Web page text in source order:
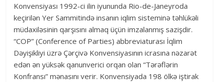
Konvensiyası 1992-ci ilin iyununda Rio-de-Janeyroda
keçirilən Yer Sammitində insanın iqlim sisteminə təhlükəli
müdaxiləsinin qarşısını almaq üçün imzalanmış sazişdir.
“COP” (Conference of Parties) abbreviaturası İqlim
Dəyişikliyi üzrə Çərçivə Konvensiyasının icrasına nəzarət
edən ən yüksək qanunverici orqan olan “Tərəflərin
Konfransı” mənasını verir. Konvensiyada 198 ölkə iştirak